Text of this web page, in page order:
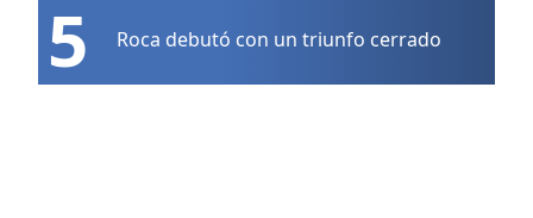
5 Roca debutó con un triunfo cerrado